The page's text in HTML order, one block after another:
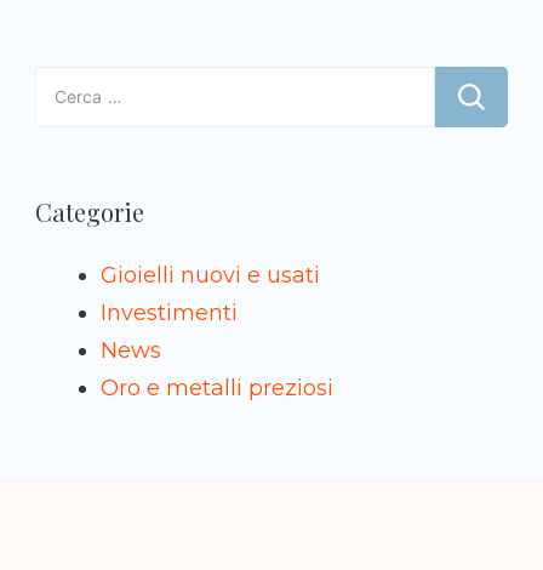
Ricerca
per:
Categorie
Gioielli nuovi e usati
Investimenti
News
Oro e metalli preziosi